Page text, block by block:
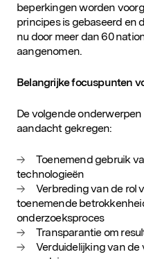
beperkingen worden
principes is gebaseerd en
nu door meer dan 60
aangenomen.
Belangrijke focuspunten
De volgende
aandacht gekregen:
Toenemend gebruik
technologieën
Verbreding van de rol
toenemende
onderzoeksproces
Transparantie om
Verduidelijking van de